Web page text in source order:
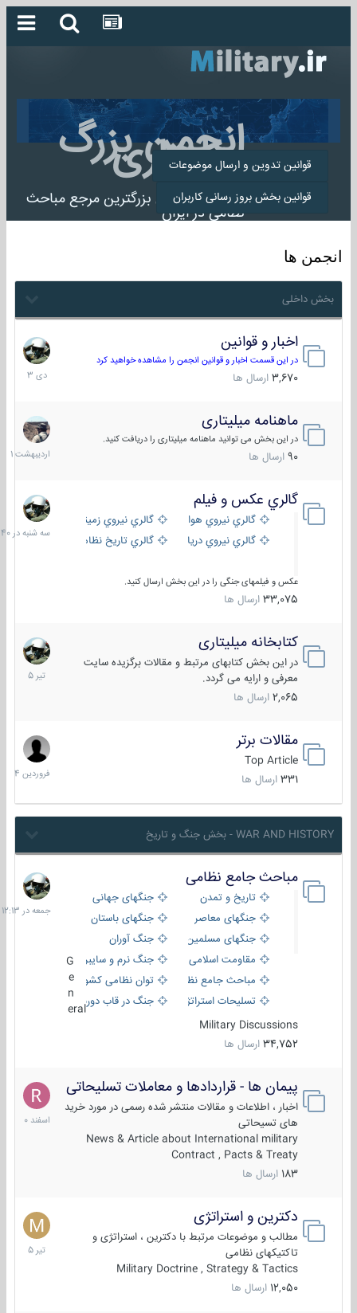
انجمن بزرگ
میلیتاری
انجمن میلیتاری بزرگترین مرجع مباحث
نظامی در ایران
قوانین تدوین و ارسال موضوعات
قوانین بخش بروز رسانی کاربران
انجمن ها
بخش داخلی
اخبار و قوانین
در این قسمت اخبار و قوانین انجمن را مشاهده خواهید کرد
3,670 ارسال ها
22
دی
1403
ماهنامه میلیتاری
در این بخش می توانید ماهنامه میلیتاری را دریافت کنید.
90 ارسال ها
30
1401
گالري عكس و فيلم
گالري نيروي هوايي
گالري نيروي زميني
گالري نيروي دريايي
گالري تاریخ نظامی
عکس و فیلمهای جنگی را در این بخش ارسال کنید.
33,075 ارسال ها
سه
شنبه
در
کتابخانه میلیتاری
در این بخش کتابهای مرتبط و مقالات برگزیده سایت
معرفی و ارایه می گردد.
2,065 ارسال ها
16
تیر
1405
مقالات برتر
Top Article
331 ارسال ها
29
فروردین
1404
WAR AND HISTORY - بخش جنگ و تاریخ
مباحث جامع نظامی
تاریخ و تمدن
جنگهای جهانی
جنگهای معاصر
جنگهای باستان
جنگهای مسلمین
جنگ آوران
مقاومت اسلامی
جنگ نرم و سایبری
مباحث جامع نظامی
توان نظامی کشورها
تسلیحات استراتژیک
جنگ در قاب دوربین
eral
Military Discussions
34,752 ارسال ها
جمعه
در
12:13
پیمان ها - قراردادها و معاملات تسلیحاتی
اخبار ، اطلاعات و مقالات منتشر شده رسمی در مورد خرید
های تسیحاتی
News & Article about International military
Contract , Pacts & Treaty
183 ارسال ها
7
اسفند
1400
دکترین و استراتژی
مطالب و موضوعات مرتبط با دکترین ، استراتژی و
تاکتیکهای نظامی
Military Doctrine , Strategy & Tactics
12,050 ارسال ها
27
تیر
1405